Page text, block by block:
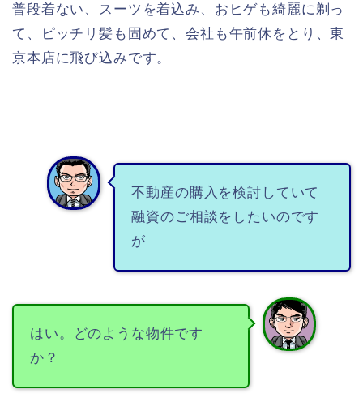
普段着ない、スーツを着込み、おヒゲも綺麗に剃っ
て、ピッチリ髪も固めて、会社も午前休をとり、東
京本店に飛び込みです。
不動産の購入を検討していて
融資のご相談をしたいのです
が
はい。どのような物件です
か？